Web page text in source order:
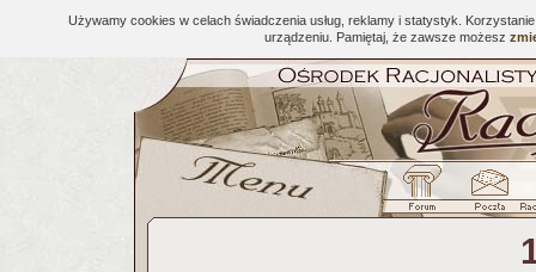
Używamy cookies w celach świadczenia usług, reklamy i statystyk.
urządzeniu. Pamiętaj, że zawsze możesz